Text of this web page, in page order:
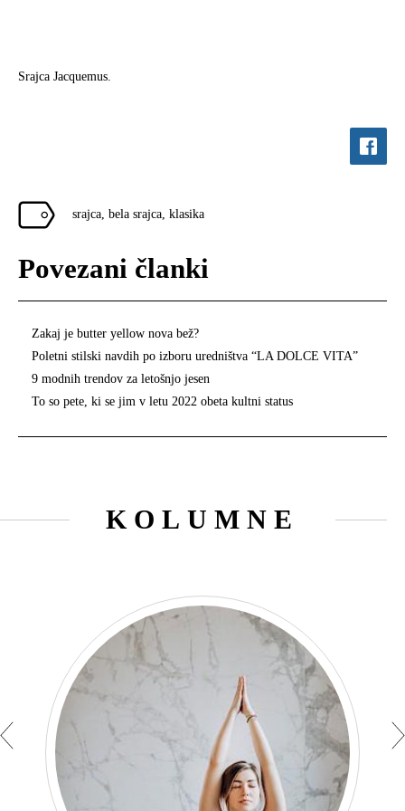
Srajca Jacquemus.
srajca bela srajca klasika
Povezani članki
Zakaj je butter yellow nova bež?
Poletni stilski navdih po izboru uredništva “LA DOLCE VITA”
9 modnih trendov za letošnjo jesen
To so pete, ki se jim v letu 2022 obeta kultni status
KOLUMNE